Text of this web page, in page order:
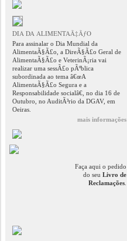
DIA DA ALIMENTAÃ‡ÃƒO
Para assinalar o Dia Mundial da
AlimentaÃ§Ã£o, a DireÃ§Ã£o Geral de
AlimentaÃ§Ã£o e VeterinÃ¡ria vai
realizar uma sessÃ£o pÃºblica
subordinada ao tema â€œA
AlimentaÃ§Ã£o Segura e a
Responsabilidade socialâ€, no dia 16 de
Outubro, no AuditÃ³rio da DGAV, em
Oeiras.
mais informações
Faça aqui o pedido
do seu Livro de
Reclamações